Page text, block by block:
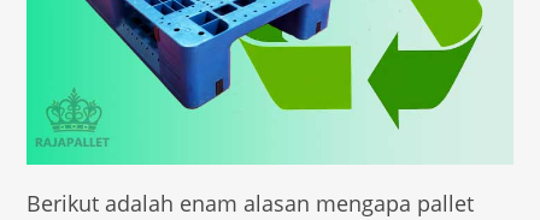
Berikut adalah enam alasan mengapa pallet